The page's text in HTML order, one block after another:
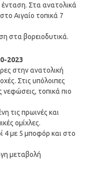
ένταση. Στα ανατολικά
Αιγαίο τοπικά 7
στα βορειοδυτικά.
2023
στην ανατολική
Στις υπόλοιπες
νεφώσεις, τοπικά πιο
τις πρωινές και
ομίχλες.
4 με 5 μποφόρ και στο
μεταβολή